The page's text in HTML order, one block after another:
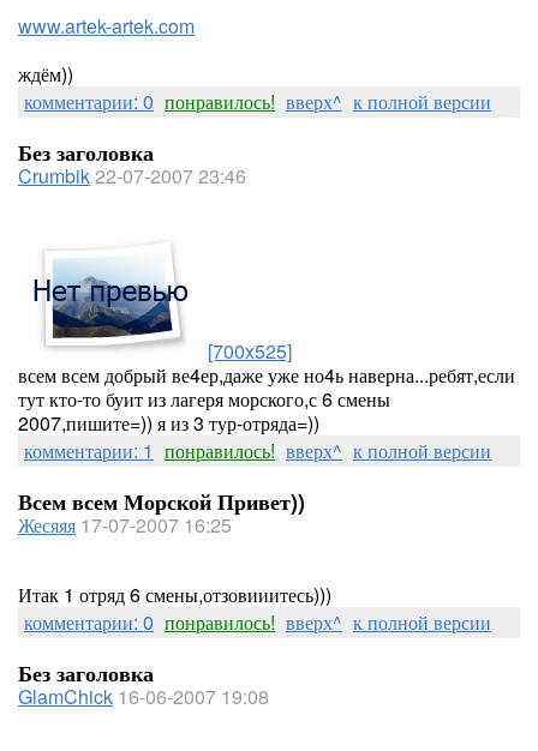
www.artek-artek.com
ждём))
комментарии: 0 понравилось! вверх^ к полной версии
Без заголовка
Crumbik22-07-2007 23:46
[700x525]
всем всем добрый ве4ер,даже уже но4ь наверна...ребят,если
тут кто-то буит из лагеря морского,с 6 смены
2007,пишите=)) я из 3 тур-отряда=))
комментарии: 1 понравилось! вверх^ к полной версии
Всем всем Морской Привет))
Жесяяя 17-07-2007 16:25
Итак 1 отряд 6 смены,отзовииитесь)))
комментарии: 0 понравилось! вверх^ к полной версии
Без заголовка
GlamChick 16-06-2007 19:08